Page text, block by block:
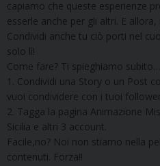
capiamo che queste esperienze
esserle anche per gli altri. E
Condividi anche tu ciò porti nel
solo lì!
Come fare? Ti spieghiamo subito…
1. Condividi una Story o un Post
vuoi condividere con i tuoi
2. Tagga la pagina Animazione
Sicilia e altri 3 account.
Facile,no? Noi non stiamo nella
contenuti. Forza!!